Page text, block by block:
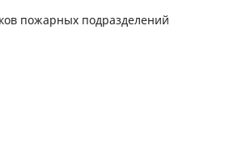
пожарных подразделений